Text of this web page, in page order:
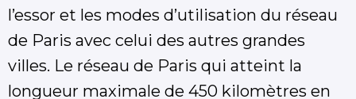
l’essor et les modes d’utilisation du réseau
de Paris avec celui des autres grandes
villes. Le réseau de Paris qui atteint la
longueur maximale de 450 kilomètres en